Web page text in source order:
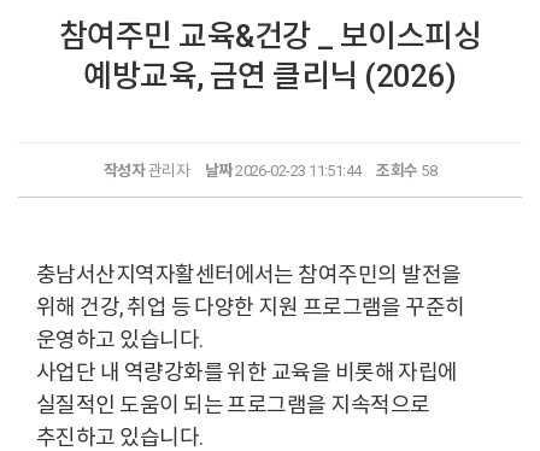
참여주민 교육&건강 _ 보이스피싱
예방교육, 금연 클리닉 (2026)
작성자관리자 날짜2026-02-23 11:51:44 조회수 58
충남서산지역자활센터에서는 참여주민의 발전을
위해 건강, 취업 등 다양한 지원 프로그램을 꾸준히
운영하고 있습니다.
사업단 내 역량강화를 위한 교육을 비롯해 자립에
실질적인 도움이 되는 프로그램을 지속적으로
추진하고 있습니다.